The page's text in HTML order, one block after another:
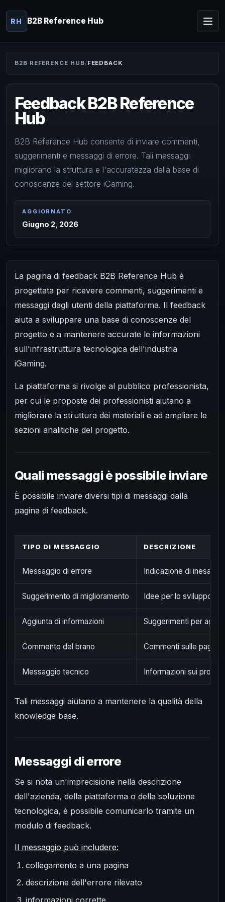
RH B2B Reference Hub
B2B REFERENCE HUB FEEDBACK
Feedback B2B Reference
Hub
B2B Reference Hub consente di inviare commenti,
suggerimenti e messaggi di errore. Tali messaggi
migliorano la struttura e l'accuratezza della base di
conoscenze del settore iGaming.
AGGIORNATO
Giugno 2, 2026
La pagina di feedback B2B Reference Hub è
progettata per ricevere commenti, suggerimenti e
messaggi dagli utenti della piattaforma. Il feedback
aiuta a sviluppare una base di conoscenze del
progetto e a mantenere accurate le informazioni
sull'infrastruttura tecnologica dell'industria
iGaming.
La piattaforma si rivolge al pubblico professionista,
per cui le proposte dei professionisti aiutano a
migliorare la struttura dei materiali e ad ampliare le
sezioni analitiche del progetto.
Quali messaggi è possibile inviare
È possibile inviare diversi tipi di messaggi dalla
pagina di feedback.
TIPO DI MESSAGGIO DESCRIZIONE
Messaggio di errore Indicazione di
Suggerimento di miglioramento Idee per lo sviluppo
Aggiunta di informazioni Suggerimenti per
Commento del brano Commenti sulle pagine
Messaggio tecnico Informazioni sui
Tali messaggi aiutano a mantenere la qualità della
knowledge base.
Messaggi di errore
Se si nota un'imprecisione nella descrizione
dell'azienda, della piattaforma o della soluzione
tecnologica, è possibile comunicarlo tramite un
modulo di feedback.
Il messaggio può includere:
collegamento a una pagina
descrizione dell'errore rilevato
informazioni corrette